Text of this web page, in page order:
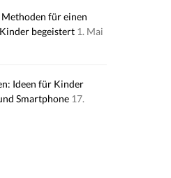
für einen
begeistert 1. Mai
Ideen für Kinder
Smartphone 17.